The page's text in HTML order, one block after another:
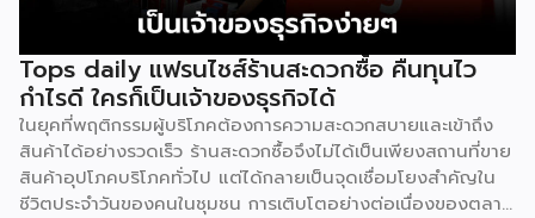
โดยเริ่มต้นด้วยการคัดลอกรูปแบบรถเข็นของชายสี่ไปสร้างเองที่
นั่น แต่ปรากฏว่า “บะหมี่ไม่มี” เพราะบะหมี่ของฟิลิปปินส์ไม่
เหมือนกับของไทย โดยสิ่งที่ Cabalen นำไปมีเพียงรถเข็นกับ
สูตร แต่ไม่ได้นำวัตถุดิบไปด้วย ขณะที่บะหมี่ของชายสี่มีอายุสินค้า
เพียง 4 วันเท่านั้น โมเดลแรกจึงไม่ประสบความสำเร็จ หลังจาก
นั้น […]
Tops daily แฟรนไชส์ร้านสะดวกซื้อ คืนทุนไว
กำไรดี ใครก็เป็นเจ้าของธุรกิจได้
ในยุคที่พฤติกรรมผู้บริโภคต้องการความสะดวกสบายและเข้าถึง
สินค้าได้อย่างรวดเร็ว ร้านสะดวกซื้อจึงไม่ได้เป็นเพียงสถานที่ขาย
สินค้าอุปโภคบริโภคทั่วไป แต่ได้กลายเป็นจุดเชื่อมโยงสำคัญใน
ชีวิตประจำวันของคนในชุมชน การเติบโตอย่างต่อเนื่องของตลาด